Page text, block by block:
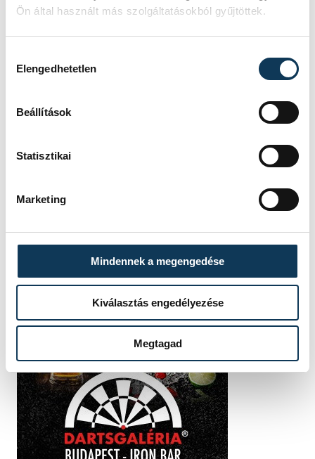
Ön által használt más szolgáltatásokból gyűjtöttek.
Elengedhetetlen
Beállítások
Statisztikai
Marketing
Mindennek a megengedése
Kiválasztás engedélyezése
Megtagad